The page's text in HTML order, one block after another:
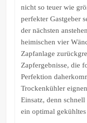
nicht so teuer wie
perfekter Gastgeber
der nächsten
heimischen vier
Zapfanlage
Zapfergebnisse, die
Perfektion
Trockenkühler
Einsatz, denn
ein optimal